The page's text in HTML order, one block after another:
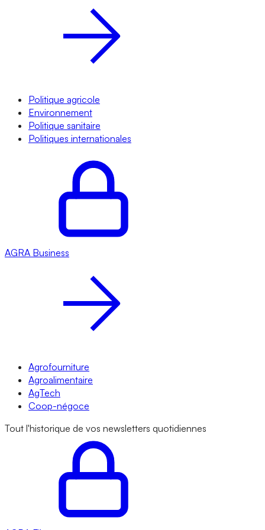
Politique agricole
Environnement
Politique sanitaire
Politiques internationales
AGRA Business
Agrofourniture
Agroalimentaire
AgTech
Coop-négoce
Tout l'historique de vos newsletters quotidiennes